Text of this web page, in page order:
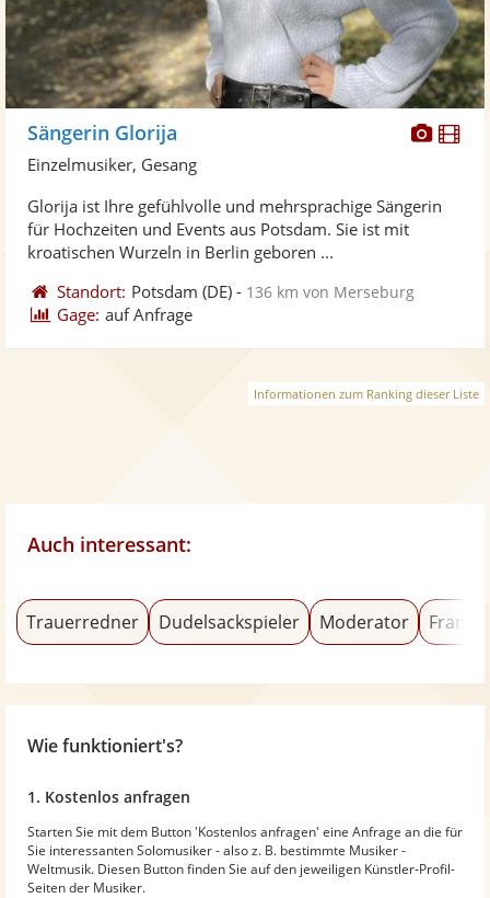
Fotos
Sängerin Glorija
Einzelmusiker, Gesang
Glorija ist Ihre gefühlvolle und mehrsprachige Sängerin
für Hochzeiten und Events aus Potsdam. Sie ist mit
kroatischen Wurzeln in Berlin geboren ...
Standort: Potsdam (DE) - 136 km von Merseburg
Gage: auf Anfrage
Informationen zum Ranking dieser Liste
Auch interessant:
Trauerredner Dudelsackspieler Moderator
Wie funktioniert's?
1. Kostenlos anfragen
Starten Sie mit dem Button 'Kostenlos anfragen' eine Anfrage an die für
Sie interessanten Solomusiker - also z. B. bestimmte Musiker -
Weltmusik. Diesen Button finden Sie auf den jeweiligen Künstler-Profil-
Seiten der Musiker.